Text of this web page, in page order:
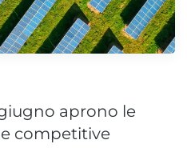
aprono le
competitive